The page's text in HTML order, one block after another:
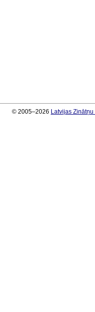
© 2005–2026 Latvijas